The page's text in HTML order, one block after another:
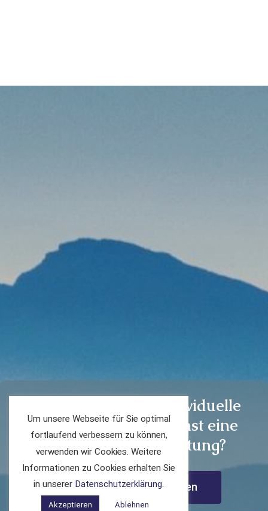
Du benötigst eine individuelle
Therapie oder wünschst eine
unverbindliche Beratung?
Jetzt Kontakt aufnehmen
Um unsere Webseite für Sie optimal
fortlaufend verbessern zu können,
verwenden wir Cookies. Weitere
Informationen zu Cookies erhalten Sie
in unserer Datenschutzerklärung.
Akzeptieren Ablehnen